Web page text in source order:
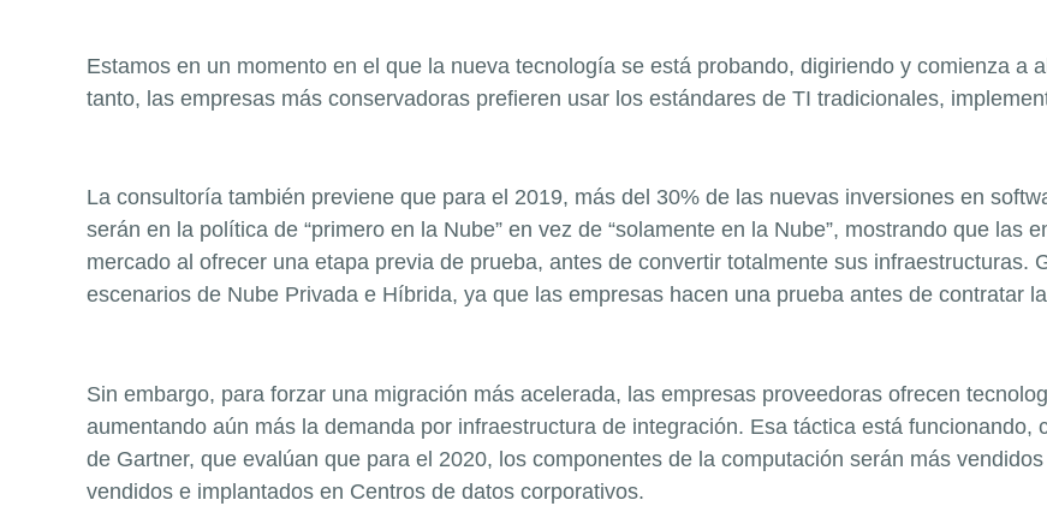
Estamos en un momento en el que la nueva tecnología se está probando, digiriendo y comienza a
tanto, las empresas más conservadoras prefieren usar los estándares de TI tradicionales,
La consultoría también previene que para el 2019, más del 30% de las nuevas inversiones en
serán en la política de “primero en la Nube” en vez de “solamente en la Nube”, mostrando que las
mercado al ofrecer una etapa previa de prueba, antes de convertir totalmente sus infraestructuras.
escenarios de Nube Privada e Híbrida, ya que las empresas hacen una prueba antes de contratar
Sin embargo, para forzar una migración más acelerada, las empresas proveedoras ofrecen
aumentando aún más la demanda por infraestructura de integración. Esa táctica está
de Gartner, que evalúan que para el 2020, los componentes de la computación serán más
vendidos e implantados en Centros de datos corporativos.